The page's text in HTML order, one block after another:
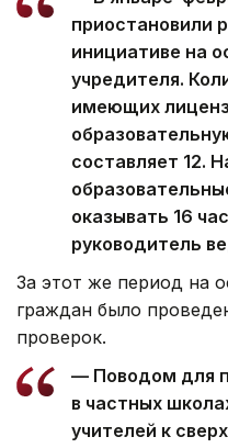
приостановили
инициативе на
учредителя.
имеющих
составляет 12.
оказывать 16
руководитель
За этот же период на
граждан было
проверок.
— Поводом для
в частных
учителей к